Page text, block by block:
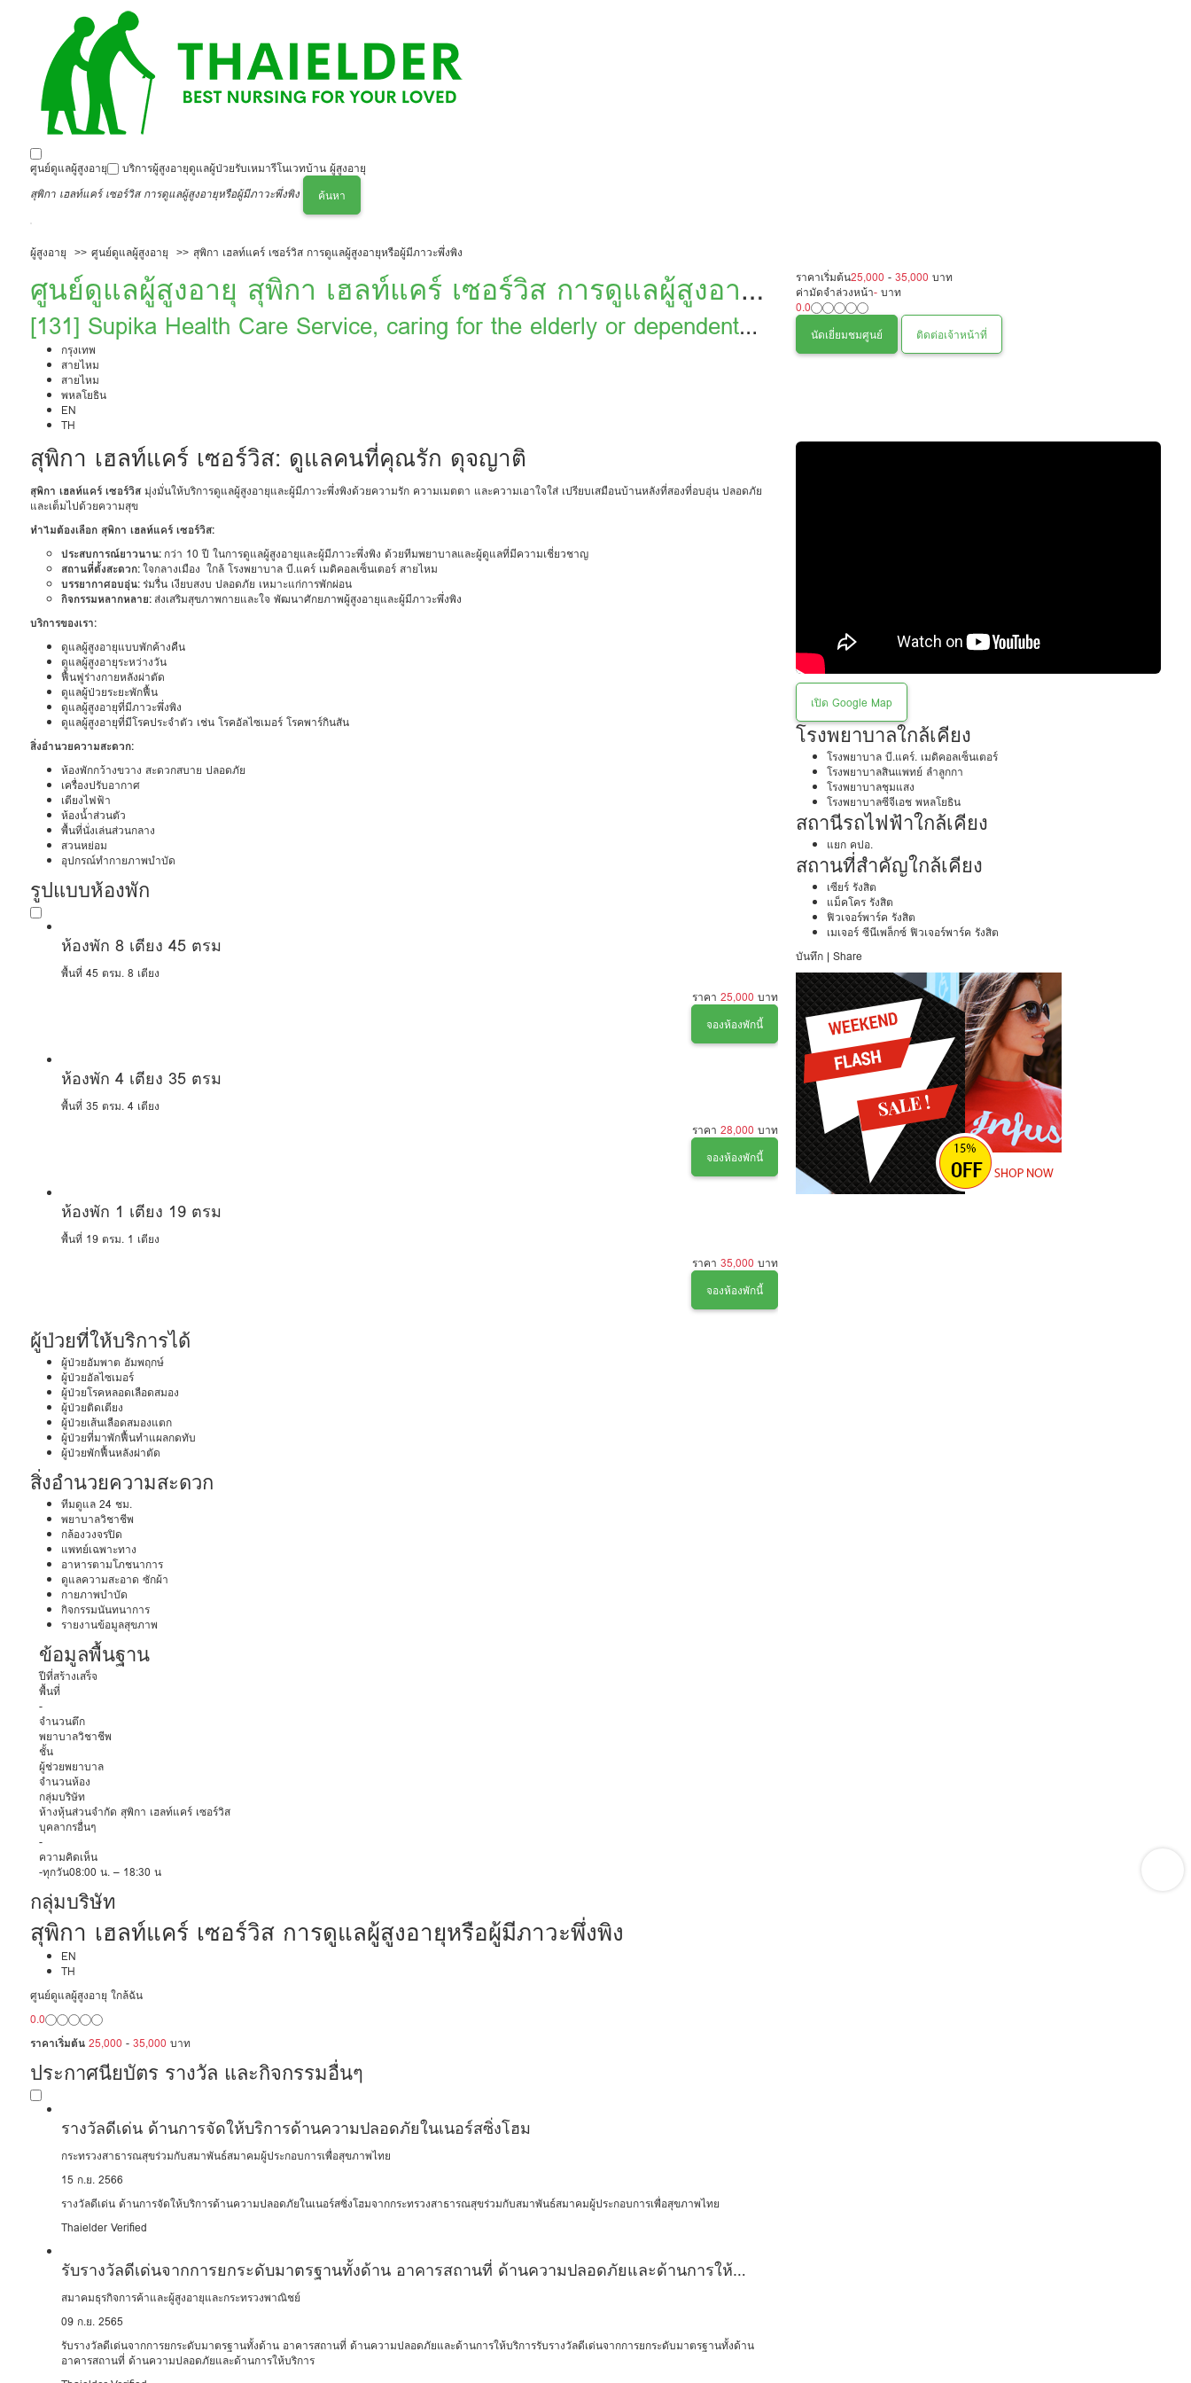
ศูนย์ดูแลผู้สูงอายุ บริการผู้สูงอายุดูแลผู้ป่วยรับเหมารีโนเวทบ้าน ผู้สูงอายุ
สุพิกา เฮลท์แคร์ เซอร์วิส การดูแลผู้สูงอายุหรือผู้มีภาวะพึ่งพิง
ค้นหา
ผู้สูงอายุ ศูนย์ดูแลผู้สูงอายุ สุพิกา เฮลท์แคร์ เซอร์วิส การดูแลผู้สูงอายุหรือผู้มีภาวะพึ่งพิง
ศูนย์ดูแลผู้สูงอายุ สุพิกา เฮลท์แคร์ เซอร์วิส การดูแลผู้สูงอายุ
หรือผู้มีภาวะพึ่งพิง
[131] Supika Health Care Service, caring for the elderly or dependent
people
กรุงเทพ
สายไหม
สายไหม
พหลโยธิน
EN
TH
ราคาเริ่มต้น25,000 -35,000 บาท
ค่ามัดจำล่วงหน้า- บาท
0.0
นัดเยี่ยมชมศูนย์
ติดต่อเจ้าหน้าที่
สุพิกา เฮลท์แคร์ เซอร์วิส: ดูแลคนที่คุณรัก ดุจญาติ
สุพิกา เฮลท์แคร์ เซอร์วิสมุ่งมั่นให้บริการดูแลผู้สูงอายุและผู้มีภาวะพึ่งพิงด้วยความรัก ความเมตตา และความเอาใจใส่ เปรียบเสมือนบ้านหลังที่สองที่อบอุ่น ปลอดภัย
และเต็มไปด้วยความสุข
ทำไมต้องเลือก สุพิกา เฮลท์แคร์ เซอร์วิส:
ประสบการณ์ยาวนาน:กว่า 10 ปี ในการดูแลผู้สูงอายุและผู้มีภาวะพึ่งพิง ด้วยทีมพยาบาลและผู้ดูแลที่มีความเชี่ยวชาญ
สถานที่ตั้งสะดวก:ใจกลางเมือง ใกล้ โรงพยาบาล บี.แคร์ เมดิคอลเซ็นเตอร์ สายไหม
บรรยากาศอบอุ่น:ร่มรื่น เงียบสงบ ปลอดภัย เหมาะแก่การพักผ่อน
กิจกรรมหลากหลาย:ส่งเสริมสุขภาพกายและใจ พัฒนาศักยภาพผู้สูงอายุและผู้มีภาวะพึ่งพิง
บริการของเรา:
ดูแลผู้สูงอายุแบบพักค้างคืน
ดูแลผู้สูงอายุระหว่างวัน
ฟื้นฟูร่างกายหลังผ่าตัด
ดูแลผู้ป่วยระยะพักฟื้น
ดูแลผู้สูงอายุที่มีภาวะพึ่งพิง
ดูแลผู้สูงอายุที่มีโรคประจำตัว เช่น โรคอัลไซเมอร์ โรคพาร์กินสัน
สิ่งอำนวยความสะดวก:
ห้องพักกว้างขวาง สะดวกสบาย ปลอดภัย
เครื่องปรับอากาศ
เตียงไฟฟ้า
ห้องน้ำส่วนตัว
พื้นที่นั่งเล่นส่วนกลาง
สวนหย่อม
อุปกรณ์ทำกายภาพบำบัด
รูปแบบห้องพัก
ห้องพัก 8 เตียง 45 ตรม
พื้นที่ 45 ตรม. 8 เตียง
ราคา25,000 บาท
จองห้องพักนี้
ห้องพัก 4 เตียง 35 ตรม
พื้นที่ 35 ตรม. 4 เตียง
ราคา28,000 บาท
จองห้องพักนี้
ห้องพัก 1 เตียง 19 ตรม
พื้นที่ 19 ตรม. 1 เตียง
ราคา35,000 บาท
จองห้องพักนี้
ผู้ป่วยที่ให้บริการได้
ผู้ป่วยอัมพาต อัมพฤกษ์
ผู้ป่วยอัลไซเมอร์
ผู้ป่วยโรคหลอดเลือดสมอง
ผู้ป่วยติดเตียง
ผู้ป่วยเส้นเลือดสมองแตก
ผู้ป่วยที่มาพักฟื้นทำแผลกดทับ
ผู้ป่วยพักฟื้นหลังผ่าตัด
สิ่งอำนวยความสะดวก
ทีมดูแล 24 ชม.
พยาบาลวิชาชีพ
กล้องวงจรปิด
แพทย์เฉพาะทาง
อาหารตามโภชนาการ
ดูแลความสะอาด ซักผ้า
กายภาพบำบัด
กิจกรรมนันทนาการ
รายงานข้อมูลสุขภาพ
ข้อมูลพื้นฐาน
ปีที่สร้างเสร็จ
พื้นที่
-
จำนวนตึก
พยาบาลวิชาชีพ
ชั้น
ผู้ช่วยพยาบาล
จำนวนห้อง
กลุ่มบริษัท
ห้างหุ้นส่วนจำกัด สุพิกา เฮลท์แคร์ เซอร์วิส
บุคลากรอื่นๆ
-
ความคิดเห็น
-ทุกวัน08:00 น. – 18:30 น
กลุ่มบริษัท
สุพิกา เฮลท์แคร์ เซอร์วิส การดูแลผู้สูงอายุหรือผู้มีภาวะพึ่งพิง
EN
TH
ศูนย์ดูแลผู้สูงอายุ ใกล้ฉัน
0.0
ราคาเริ่มต้น 25,000 - 35,000 บาท
ประกาศนียบัตร รางวัล และกิจกรรมอื่นๆ
รางวัลดีเด่น ด้านการจัดให้บริการด้านความปลอดภัยในเนอร์สซิ่งโฮม
กระทรวงสาธารณสุขร่วมกับสมาพันธ์สมาคมผู้ประกอบการเพื่อสุขภาพไทย
15 ก.ย. 2566
รางวัลดีเด่น ด้านการจัดให้บริการด้านความปลอดภัยในเนอร์สซิ่งโฮมจากกระทรวงสาธารณสุขร่วมกับสมาพันธ์สมาคมผู้ประกอบการเพื่อสุขภาพไทย
Thaielder Verified
รับรางวัลดีเด่นจากการยกระดับมาตรฐานทั้งด้าน อาคารสถานที่ ด้านความปลอดภัยและด้านการให้
บริการ
สมาคมธุรกิจการค้าและผู้สูงอายุและกระทรวงพาณิชย์
09 ก.ย. 2565
รับรางวัลดีเด่นจากการยกระดับมาตรฐานทั้งด้าน อาคารสถานที่ ด้านความปลอดภัยและด้านการให้บริการรับรางวัลดีเด่นจากการยกระดับมาตรฐานทั้งด้าน
อาคารสถานที่ ด้านความปลอดภัยและด้านการให้บริการ
เปิด Google Map
โรงพยาบาลใกล้เคียง
โรงพยาบาล บี.แคร์. เมดิคอลเซ็นเตอร์
โรงพยาบาลสินแพทย์ ลำลูกกา
โรงพยาบาลชุมแสง
โรงพยาบาลซีจีเอช พหลโยธิน
สถานีรถไฟฟ้าใกล้เคียง
แยก คปอ.
สถานที่สำคัญใกล้เคียง
เซียร์ รังสิต
แม็คโคร รังสิต
ฟิวเจอร์พาร์ค รังสิต
เมเจอร์ ซีนีเพล็กซ์ ฟิวเจอร์พาร์ค รังสิต
บันทึก | Share